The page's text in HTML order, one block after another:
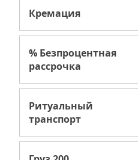
Кремация
% Безпроцентная
рассрочка
Ритуальный
транспорт